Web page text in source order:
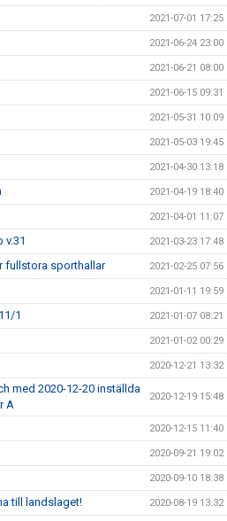
2021-07-01 17:25
2021-06-24 23:00
2021-06-21 08:00
2021-06-15 09:31
2021-05-31 10:09
2021-05-03 19:45
2021-04-30 13:18
2021-04-19 18:40
2021-04-01 11:07
v.31 2021-03-23 17:48
fullstora sporthallar 2021-02-25 07:56
2021-01-11 19:59
1 2021-01-07 08:21
2021-01-02 00:29
2020-12-21 13:32
med 2020-12-20 inställda
A
2020-12-19 15:48
2020-12-15 11:40
2020-09-21 19:02
2020-09-10 18:38
till landslaget! 2020-08-19 13:32